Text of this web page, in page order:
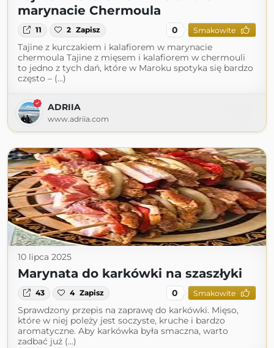
marynacie Chermoula
11 2 Zapisz 0 Smakowite
Tajine z kurczakiem i kalafiorem w marynacie
chermoula Tajine z mięsem i kalafiorem w chermouli
to jedno z tych dań, które w Maroku spotyka się bardzo
często – (...)
ADRIIA
www.adriia.com
10 lipca 2025
Marynata do karkówki na szaszłyki
43 4 Zapisz 0 Smakowite
Sprawdzony przepis na zaprawę do karkówki. Mięso,
które w niej poleży jest soczyste, kruche i bardzo
aromatyczne. Aby karkówka była smaczna, warto
zadbać już (...)